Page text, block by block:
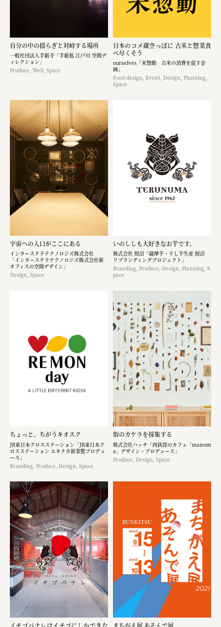
自分の中の揺らぎと対峙する場所
一般社団法人手紙寺「手紙処 江戸川 空間デ
ィレクション」
Produce, Web, Space
日本のコメ蔵空っぽに 古米と惣菜食
べ尽くそう
ourselves「米惣動 古米の消費を促す企
画」
Food design, Event, Design, Planning,
Space
宇宙への入口がここにある
インターステラテクノロジズ株式会社
「インターステラテクノロジズ株式会社新
オフィスの空間デザイン」
Design, Space
いのししも大好きなお芋です。​
株式会社 照沼「薩摩芋・干し芋生産 照沼
リブランディングプロジェクト」
Branding, Produce, Design, Planning, S
pace
ちょっと、ちがうキオスク
JR東日本クロスステーション「JR東日本ク
ロスステーション エキナカ新業態プロデュ
ース」
Branding, Produce, Design, Space
街のカケラを採集する
株式会社ハッチ「西荻窪のカフェ「manom
a」デザイン・プロデュース」
Produce, Design, Space
イチゴバナレはイチゴにしかできな まちがえ展 あそんで展